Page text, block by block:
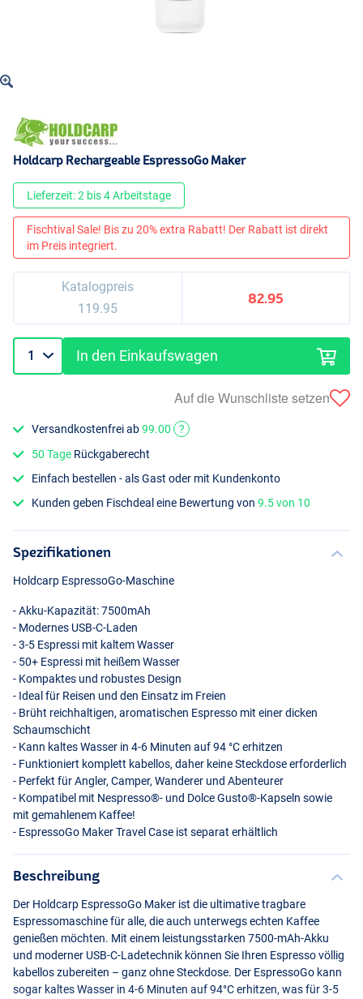
Holdcarp Rechargeable EspressoGo Maker
Lieferzeit: 2 bis 4 Arbeitstage
Fischtival Sale! Bis zu 20% extra Rabatt! Der Rabatt ist direkt
im Preis integriert.
Katalogpreis
119.95
82.95
In den Einkaufswagen
Auf die Wunschliste setzen
Versandkostenfrei ab99.00
?
50 Tage Rückgaberecht
Einfach bestellen - als Gast oder mit Kundenkonto
Kunden geben Fischdeal eine Bewertung von9.5 von 10
Spezifikationen
Holdcarp EspressoGo-Maschine
- Akku-Kapazität: 7500mAh
- Modernes USB-C-Laden
- 3-5 Espressi mit kaltem Wasser
- 50+ Espressi mit heißem Wasser
- Kompaktes und robustes Design
- Ideal für Reisen und den Einsatz im Freien
- Brüht reichhaltigen, aromatischen Espresso mit einer dicken
Schaumschicht
- Kann kaltes Wasser in 4-6 Minuten auf 94 °C erhitzen
- Funktioniert komplett kabellos, daher keine Steckdose erforderlich
- Perfekt für Angler, Camper, Wanderer und Abenteurer
- Kompatibel mit Nespresso®- und Dolce Gusto®-Kapseln sowie
mit gemahlenem Kaffee!
- EspressoGo Maker Travel Case ist separat erhältlich
Beschreibung
Der Holdcarp EspressoGo Maker ist die ultimative tragbare
Espressomaschine für alle, die auch unterwegs echten Kaffee
genießen möchten. Mit einem leistungsstarken 7500-mAh-Akku
und moderner USB-C-Ladetechnik können Sie Ihren Espresso völlig
kabellos zubereiten – ganz ohne Steckdose. Der EspressoGo kann
sogar kaltes Wasser in 4-6 Minuten auf 94°C erhitzen, was für 3-5